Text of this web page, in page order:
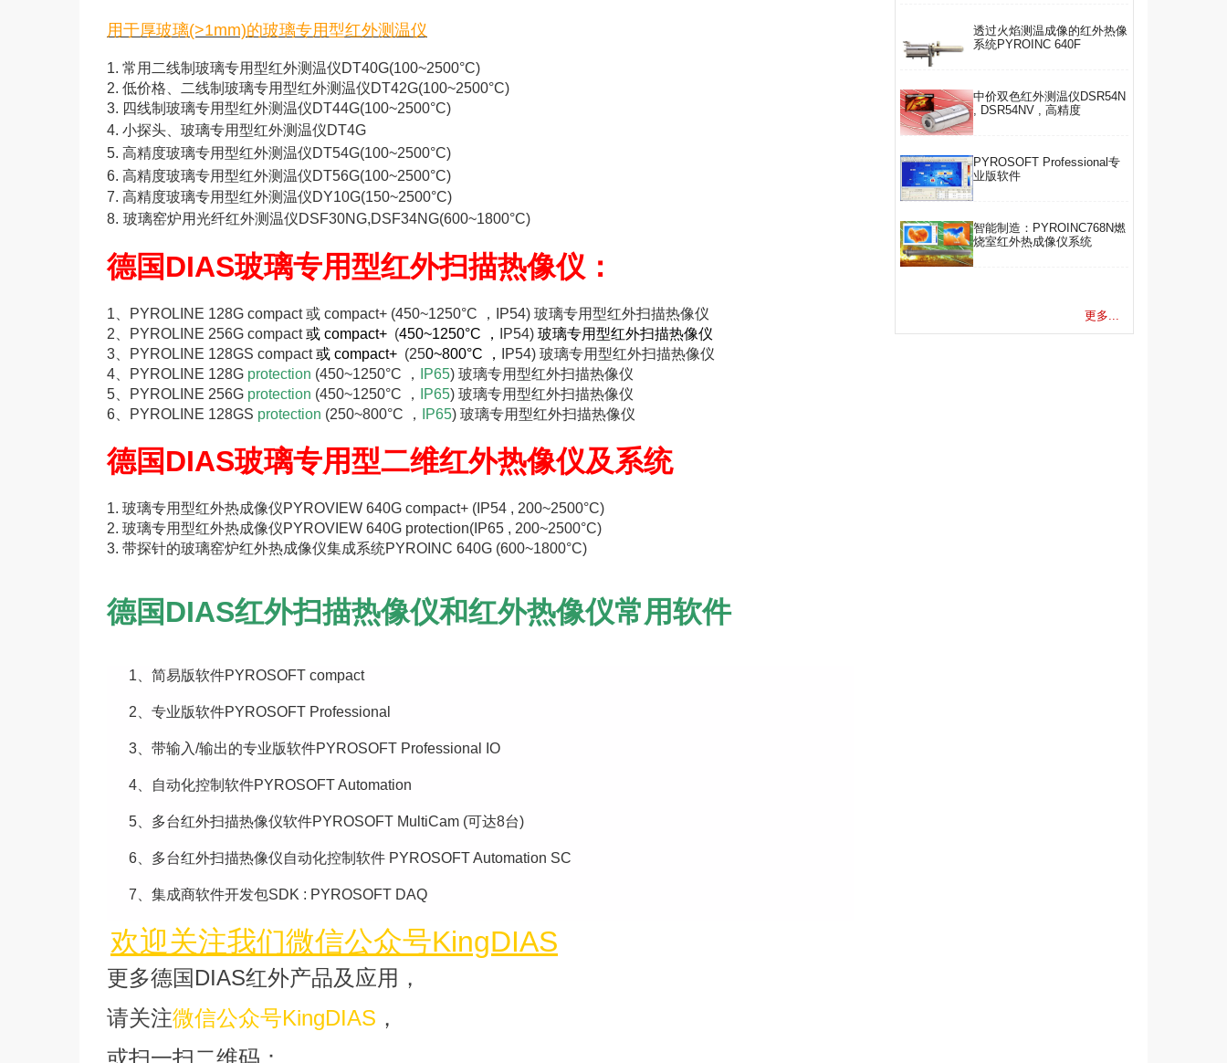
用于厚玻璃(>1mm)的玻璃专用型红外测温仪
1. 常用二线制玻璃专用型红外测温仪DT40G(100~2500°C)
2. 低价格、二线制玻璃专用型红外测温仪DT42G(100~2500°C)
3. 四线制玻璃专用型红外测温仪DT44G(100~2500°C)
4. 小探头、玻璃专用型红外测温仪DT4G
5. 高精度玻璃专用型红外测温仪DT54G(100~2500°C)
6. 高精度玻璃专用型红外测温仪DT56G(100~2500°C)
7. 高精度玻璃专用型红外测温仪DY10G(150~2500°C)
8. 玻璃窑炉用光纤红外测温仪DSF30NG,DSF34NG(600~1800°C)
德国DIAS玻璃专用型红外扫描热像仪：
1、
PYROLINE 128G compact 或 compact+ (450~1250°C ，IP54) 玻璃专用型红外扫描热像仪
2、
PYROLINE 256G compact或 compact+ (450~1250°C ， IP54) 玻璃专用型红外扫描热像仪
3、
PYROLINE 128GS compact或 compact+ (250~800°C ，
IP54) 玻璃专用型红外扫描热像仪
4、
PYROLINE 128G protection (450~1250°C ， IP65) 玻璃专用型红外扫描热像仪
5、
PYROLINE 256G protection (450~1250°C ， IP65) 玻璃专用型红外扫描热像仪
6
PYROLINE 128GS protection (250~800°C ， IP65) 玻璃专用型红外扫描热像仪
德国DIAS玻璃专用型二维红外热像仪及系统
1. 玻璃专用型红外热成像仪PYROVIEW 640G compact+ (IP54 , 200~2500°C)
2. 玻璃专用型红外热成像仪PYROVIEW 640G protection(IP65 , 200~2500°C)
3. 带探针的玻璃窑炉红外热成像仪集成系统PYROINC 640G (600~1800°C)
德国DIAS红外扫描热像仪和红外热像仪常用软件
1、 简易版软件PYROSOFT compact
2、 专业版软件PYROSOFT Professional
3、 带输入/输出的专业版软件PYROSOFT Professional IO
4、 自动化控制软件PYROSOFT Automation
5、 多台红外扫描热像仪软件PYROSOFT MultiCam (可达8台)
6、 多台红外扫描热像仪自动化控制软件 PYROSOFT Automation SC
7、 集成商软件开发包SDK : PYROSOFT DAQ
欢迎关注我们微信公众号KingDIAS
更多德国DIAS红外产品及应用，
请关注微信公众号KingDIAS ，
或扫一扫二维码：
透过火焰测温成像的红外热像
系统PYROINC 640F
中价双色红外测温仪DSR54N
, DSR54NV , 高精度
PYROSOFT Professional专
业版软件
智能制造：PYROINC768N燃
烧室红外热成像仪系统
更多...